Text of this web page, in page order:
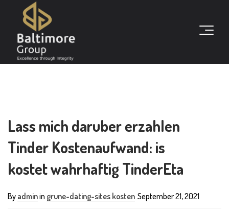
Lass mich daruber erzahlen
Tinder Kostenaufwand: is
kostet wahrhaftig TinderEta
By adminin grune-dating-sites kosten September 21, 2021